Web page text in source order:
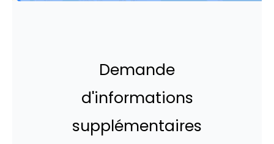
Demande
d'informations
supplémentaires